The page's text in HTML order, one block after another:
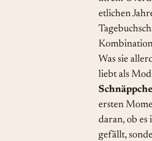
etlichen
Was sie
liebt als
ersten
daran, ob es
gefällt,